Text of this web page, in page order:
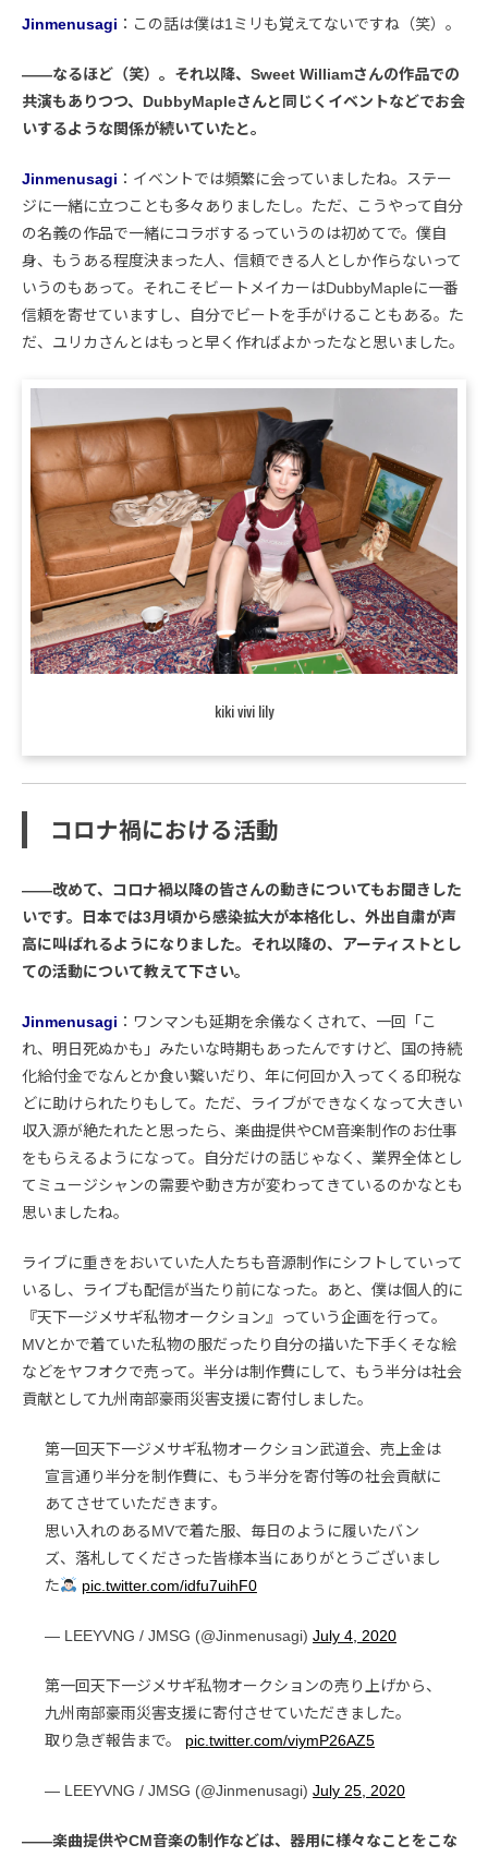
Jinmenusagi ：この話は僕は1ミリも覚えてないですね（笑）。
――なるほど（笑）。それ以降、Sweet Williamさんの作品での
共演もありつつ、DubbyMapleさんと同じくイベントなどでお会
いするような関係が続いていたと。
Jinmenusagi ：イベントでは頻繁に会っていましたね。ステー
ジに一緒に立つことも多々ありましたし。ただ、こうやって自分
の名義の作品で一緒にコラボするっていうのは初めてで。僕自
身、もうある程度決まった人、信頼できる人としか作らないって
いうのもあって。それこそビートメイカーはDubbyMapleに一番
信頼を寄せていますし、自分でビートを手がけることもある。た
だ、ユリカさんとはもっと早く作ればよかったなと思いました。
kiki vivi lily
コロナ禍における活動
――改めて、コロナ禍以降の皆さんの動きについてもお聞きした
いです。日本では3月頃から感染拡大が本格化し、外出自粛が声
高に叫ばれるようになりました。それ以降の、アーティストとし
ての活動について教えて下さい。
Jinmenusagi ：ワンマンも延期を余儀なくされて、一回「こ
れ、明日死ぬかも」みたいな時期もあったんですけど、国の持続
化給付金でなんとか食い繋いだり、年に何回か入ってくる印税な
どに助けられたりもして。ただ、ライブができなくなって大きい
収入源が絶たれたと思ったら、楽曲提供やCM音楽制作のお仕事
をもらえるようになって。自分だけの話じゃなく、業界全体とし
てミュージシャンの需要や動き方が変わってきているのかなとも
思いましたね。
ライブに重きをおいていた人たちも音源制作にシフトしていって
いるし、ライブも配信が当たり前になった。あと、僕は個人的に
『天下一ジメサギ私物オークション』っていう企画を行って。
MVとかで着ていた私物の服だったり自分の描いた下手くそな絵
などをヤフオクで売って。半分は制作費にして、もう半分は社会
貢献として九州南部豪雨災害支援に寄付しました。
第一回天下一ジメサギ私物オークション武道会、売上金は
宣言通り半分を制作費に、もう半分を寄付等の社会貢献に
あてさせていただきます。
思い入れのあるMVで着た服、毎日のように履いたバン
ズ、落札してくださった皆様本当にありがとうございまし
た
pic.twitter.com/idfu7uihF0
— LEEYVNG / JMSG (@Jinmenusagi) July 4, 2020
第一回天下一ジメサギ私物オークションの売り上げから、
九州南部豪雨災害支援に寄付させていただきました。
取り急ぎ報告まで。 pic.twitter.com/viymP26AZ5
— LEEYVNG / JMSG (@Jinmenusagi) July 25, 2020
――楽曲提供やCM音楽の制作などは、器用に様々なことをこな